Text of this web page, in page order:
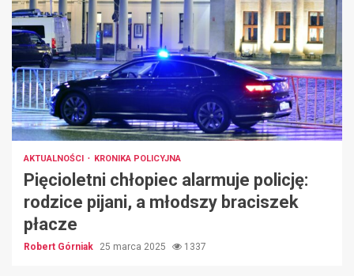
AKTUALNOŚCI KRONIKA POLICYJNA
Pięcioletni chłopiec alarmuje policję:
rodzice pijani, a młodszy braciszek
płacze
Robert Górniak 25 marca 2025 1337